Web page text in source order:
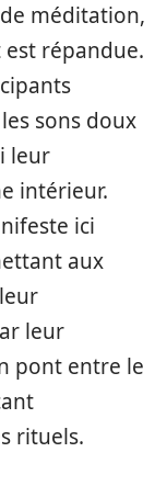
méditation,
est répandue.
sons doux
leur
intérieur.
ici
aux
leur
pont entre le
rituels.